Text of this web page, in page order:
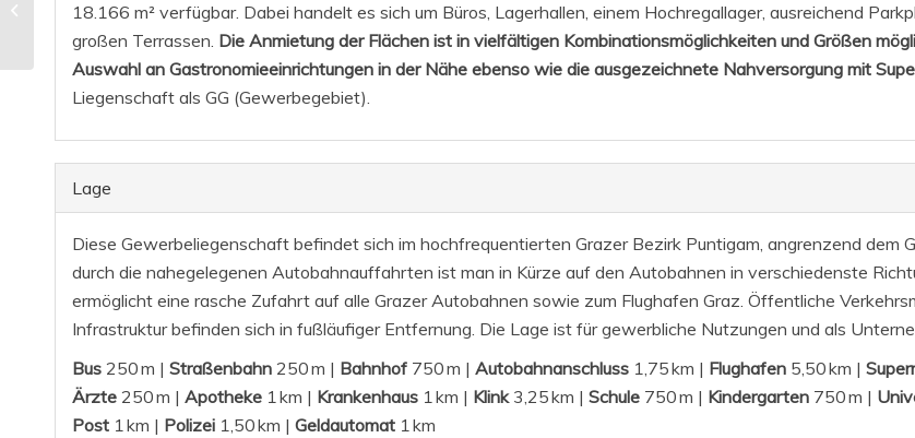
18.166 m² verfügbar. Dabei handelt es sich um Büros, Lagerhallen, einem Hochregallager, ausreichend
großen Terrassen. Die Anmietung der Flächen ist in vielfältigen Kombinationsmöglichkeiten und Größen
Auswahl an Gastronomieeinrichtungen in der Nähe ebenso wie die ausgezeichnete Nahversorgung mit
Liegenschaft als GG (Gewerbegebiet).
Lage
Diese Gewerbeliegenschaft befindet sich im hochfrequentierten Grazer Bezirk Puntigam, angrenzend dem
durch die nahegelegenen Autobahnauffahrten ist man in Kürze auf den Autobahnen in verschiedenste
ermöglicht eine rasche Zufahrt auf alle Grazer Autobahnen sowie zum Flughafen Graz. Öffentliche
Infrastruktur befinden sich in fußläufiger Entfernung. Die Lage ist für gewerbliche Nutzungen und als
Bus 250 m | Straßenbahn 250 m | Bahnhof 750 m | Autobahnanschluss 1,75 km | Flughafen 5,50 km |
Ärzte 250 m | Apotheke 1 km | Krankenhaus 1 km | Klink3,25 km | Schule 750 m | Kindergarten 750 m |
Post 1 km | Polizei 1,50 km | Geldautomat 1 km
Logistikfläche mit rund
18.166 m² zu
vermieten...